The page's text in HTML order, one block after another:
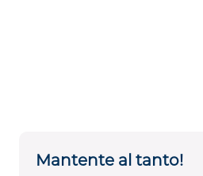
Mantente al tanto!